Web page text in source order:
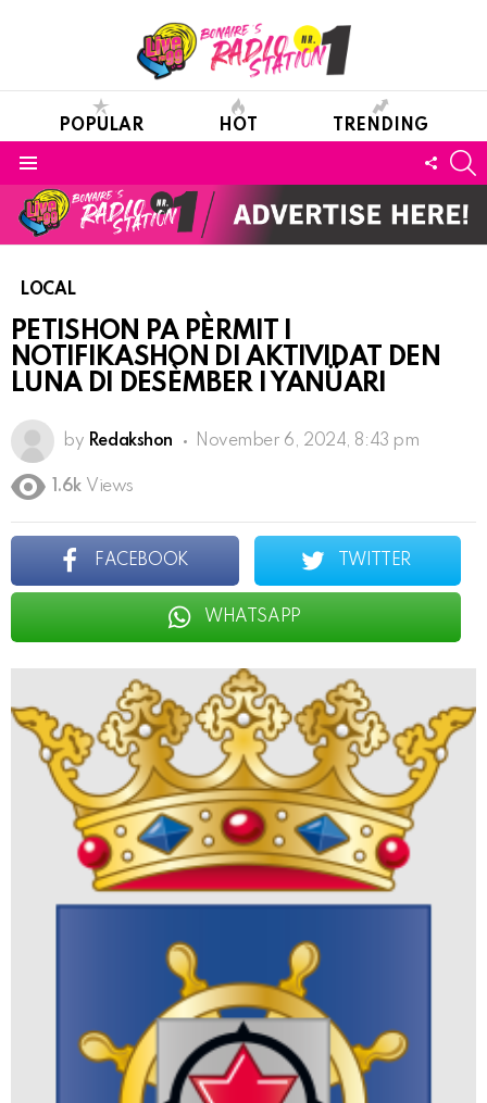
POPULAR HOT TRENDING
LOCAL
PETISHON PA PÈRMIT I
NOTIFIKASHON DI AKTIVIDAT DEN
LUNA DI DESÈMBER I YANÜARI
by Redakshon November 6, 2024, 8:43 pm
1.6k Views
FACEBOOK TWITTER
WHATSAPP